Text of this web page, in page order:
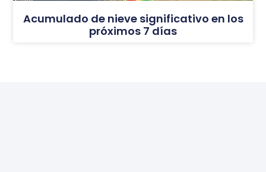
Acumulado de nieve significativo en los
próximos 7 días